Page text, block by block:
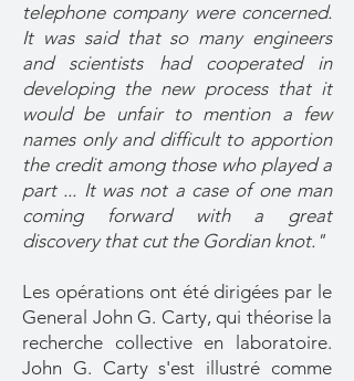
telephone company were concerned.
It was said that so many engineers
and scientists had cooperated in
developing the new process that it
would be unfair to mention a few
names only and difficult to apportion
the credit among those who played a
part ... It was not a case of one man
coming forward with a great
discovery that cut the Gordian knot."
Les opérations ont été dirigées par le
General John G. Carty, qui théorise la
recherche collective en laboratoire.
John G. Carty s'est illustré comme